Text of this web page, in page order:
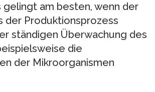
am besten, wenn der
der Produktionsprozess
ständigen Überwachung des
die
der Mikroorganismen